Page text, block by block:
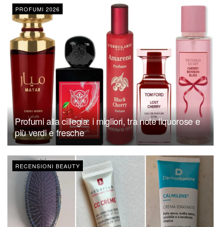
PROFUMI 2026
Profumi alla ciliegia: i migliori, tra note liquorose e
più verdi e fresche
RECENSIONI BEAUTY